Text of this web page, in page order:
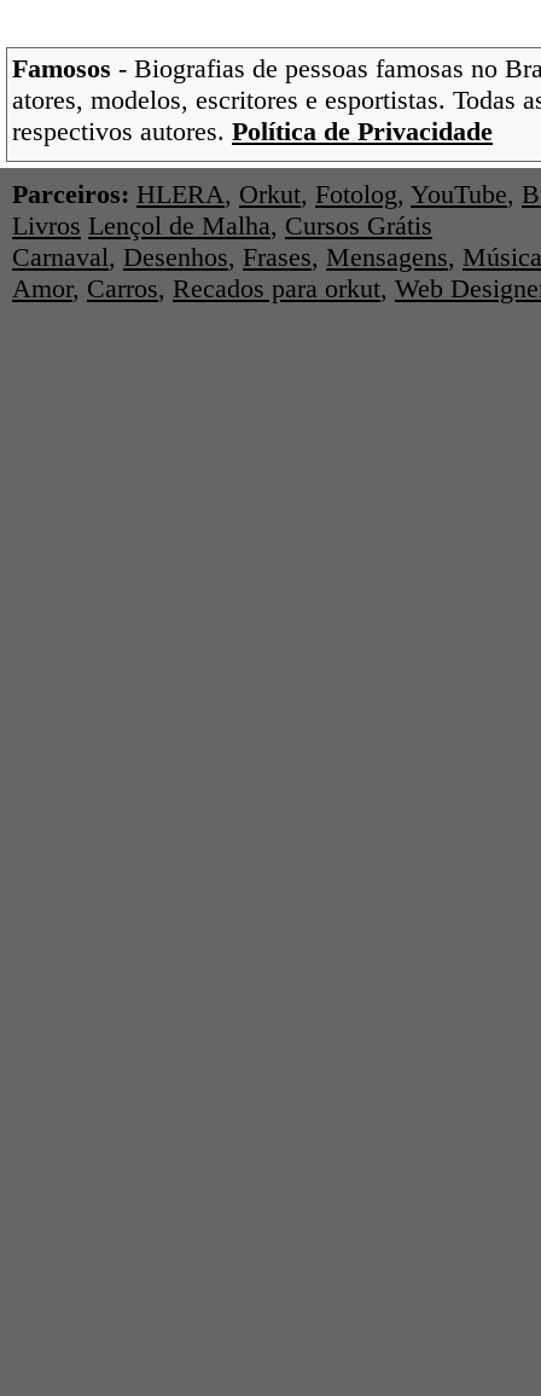
Famosos - Biografias de pessoas famosas no
atores, modelos, escritores e esportistas. Todas
respectivos autores. Política de Privacidade
Parceiros: HLERA, Orkut, Fotolog, YouTube,
Livros Lençol de Malha, Cursos Grátis
Carnaval, Desenhos, Frases, Mensagens,
Amor, Carros, Recados para orkut, Web